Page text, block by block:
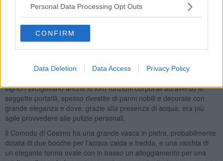
Personal Data Processing Opt Outs
CONFIRM
Data Deletion Data Access Privacy Policy
Il Comodo ha tutte le caratteristiche della stufa rinascimentale. Le
stufe o stanze-stufe erano ambienti di gran moda nel Rinascimento
e ogni palazzo importante era dotato di questo ambiente, che oggi
definiremmo un luogo legato al benessere privato con una vera e
sistema idraulico in grado di scaldare l’acqua e creare vapore.
signori svolgevano anche le loro funzioni corporali attraverso le
seggette portatili, spesso rivestite di panni nobili e decorate con
grande eleganza e dove, grazie alla presenza di acqua, era più
agile provvedere alle pulizie personali.
Il Comodo di Cosimo ha una grande vasca in pietra, probabilmente
dotata di due bocche per l’acqua calda e fredda, e una nicchia di
un elegante forma ovale con in basso un alloggiamento per una